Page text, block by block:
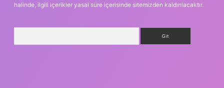
halinde, ilgili içerikler yasal süre içerisinde sitemizden kaldırılacaktır.